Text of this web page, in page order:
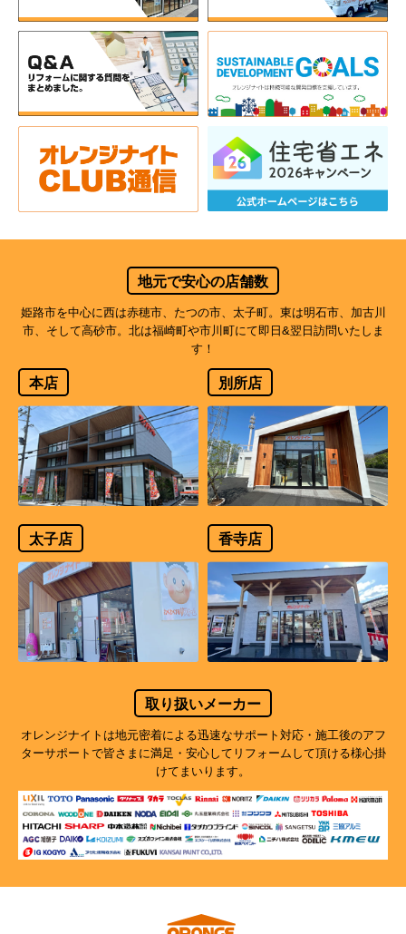
地元で安心の店舗数
姫路市を中心に西は赤穂市、たつの市、太子町。東は明石市、加古川
市、そして高砂市。北は福崎町や市川町にて即日&翌日訪問いたしま
す！
本店 別所店
太子店 香寺店
取り扱いメーカー
オレンジナイトは地元密着による迅速なサポート対応・施工後のアフ
ターサポートで皆さまに満足・安心してリフォームして頂ける様心掛
けてまいります。